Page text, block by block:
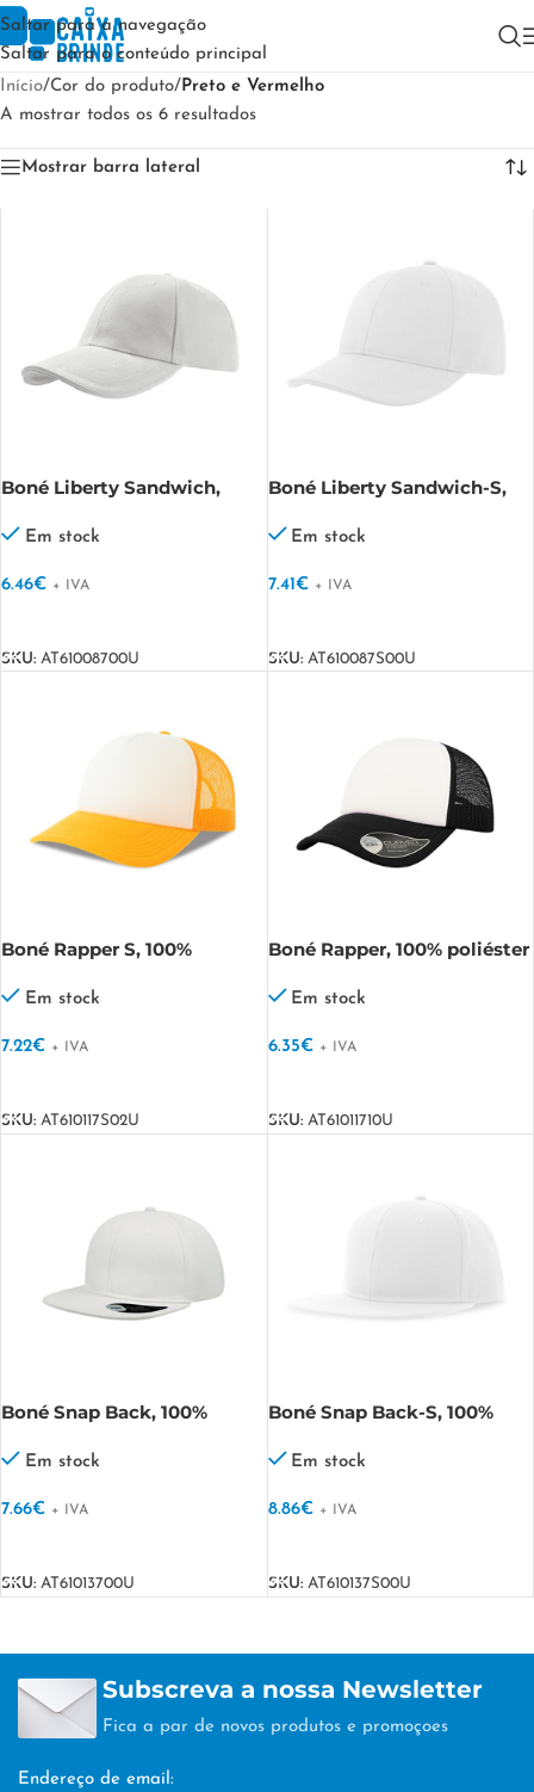
Saltar para a navegação
Saltar para o conteúdo principal
Início/Cor do produto/Preto e Vermelho
A mostrar todos os 6 resultados
Mostrar barra lateral
Boné Liberty Sandwich,
Liberty Sandwich
Em stock
6.46€ + IVA
SKU: AT61008700U
Boné Liberty Sandwich-S,
Sandwich-S
Em stock
7.41 € + IVA
SKU: AT610087S00U
Boné Rapper S, 100%
RAPPER-S
Em stock
7.22€ + IVA
SKU: AT610117S02U
Boné Rapper, 100% poliéster
Em stock
6.35€ + IVA
SKU: AT61011710U
Boné Snap Back, 100%
Em stock
7.66€ + IVA
SKU: AT61013700U
Boné Snap Back-S, 100%
Back-S
Em stock
8.86€ + IVA
SKU: AT610137S00U
Subscreva a nossa Newsletter
Fica a par de novos produtos e promoçoes
Endereço de email: